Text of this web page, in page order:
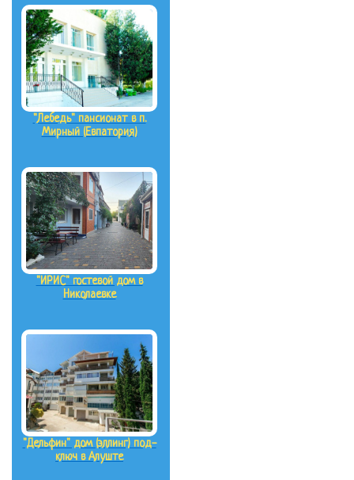
"Лебедь" пансионат в п.
Мирный (Евпатория)
"ИРИС" гостевой дом в
Николаевке
"Дельфин" дом (эллинг) под-
ключ в Алуште